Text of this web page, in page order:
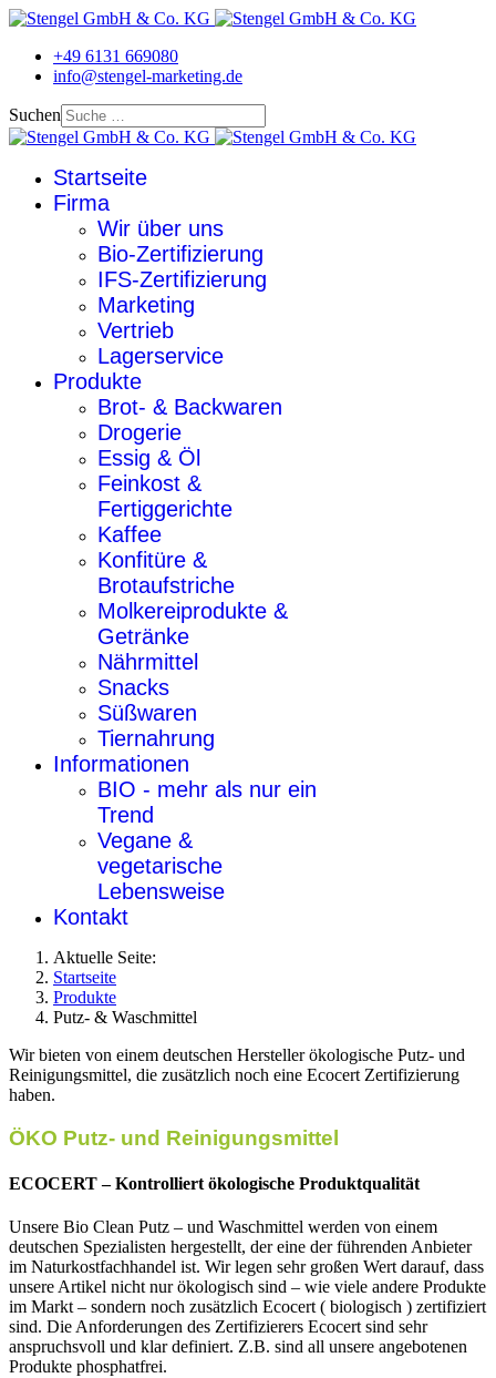
+49 6131 669080
info@stengel-marketing.de
Suchen
Startseite
Firma
Wir über uns
Bio-Zertifizierung
IFS-Zertifizierung
Marketing
Vertrieb
Lagerservice
Produkte
Brot- & Backwaren
Drogerie
Essig & Öl
Feinkost &
Fertiggerichte
Kaffee
Konfitüre &
Brotaufstriche
Molkereiprodukte &
Getränke
Nährmittel
Snacks
Süßwaren
Tiernahrung
Informationen
BIO - mehr als nur ein
Trend
Vegane &
vegetarische
Lebensweise
Kontakt
Aktuelle Seite:
Startseite
Produkte
Putz- & Waschmittel
Wir bieten von einem deutschen Hersteller ökologische Putz- und
Reinigungsmittel, die zusätzlich noch eine Ecocert Zertifizierung
haben.
ÖKO Putz- und Reinigungsmittel
ECOCERT – Kontrolliert ökologische Produktqualität
Unsere Bio Clean Putz – und Waschmittel werden von einem
deutschen Spezialisten hergestellt, der eine der führenden Anbieter
im Naturkostfachhandel ist. Wir legen sehr großen Wert darauf, dass
unsere Artikel nicht nur ökologisch sind – wie viele andere Produkte
im Markt – sondern noch zusätzlich Ecocert ( biologisch ) zertifiziert
sind. Die Anforderungen des Zertifizierers Ecocert sind sehr
anspruchsvoll und klar definiert. Z.B. sind all unsere angebotenen
Produkte phosphatfrei.